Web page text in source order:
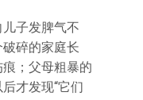
子发脾气不
碎的家庭长
；父母粗暴的
才发现“它们